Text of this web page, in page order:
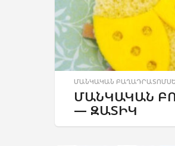
ՄԱՆԿԱԿԱՆ
ՄԱՆԿԱԿԱՆ
— ԶԱՏԻԿ